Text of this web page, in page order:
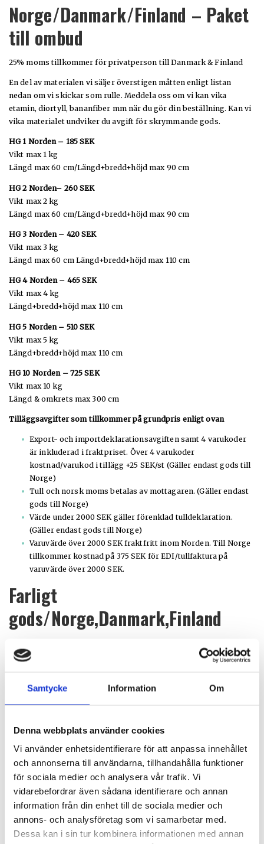
Samtycke Information Om
Denna webbplats använder cookies
Vi använder enhetsidentifierare för att anpassa innehållet
och annonserna till användarna, tillhandahålla funktioner
för sociala medier och analysera vår trafik. Vi
vidarebefordrar även sådana identifierare och annan
information från din enhet till de sociala medier och
annons- och analysföretag som vi samarbetar med.
Dessa kan i sin tur kombinera informationen med annan
Norge/Danmark/Finland – Paket
till ombud
25% moms tillkommer för privatperson till Danmark & Finland
En del av materialen vi säljer överstigen måtten enligt listan
nedan om vi skickar som rulle. Meddela oss om vi kan vika
etamin, diortyll, bananfiber mm när du gör din beställning. Kan vi
vika materialet undviker du avgift för skrymmande gods.
HG 1 Norden – 185 SEK
Vikt max 1 kg
Längd max 60 cm/Längd+bredd+höjd max 90 cm
HG 2 Norden– 260 SEK
Vikt max 2 kg
Längd max 60 cm/Längd+bredd+höjd max 90 cm
HG 3 Norden – 420 SEK
Vikt max 3 kg
Längd max 60 cm Längd+bredd+höjd max 110 cm
HG 4 Norden – 465 SEK
Vikt max 4 kg
Längd+bredd+höjd max 110 cm
HG 5 Norden – 510 SEK
Vikt max 5 kg
Längd+bredd+höjd max 110 cm
HG 10 Norden – 725 SEK
Vikt max 10 kg
Längd & omkrets max 300 cm
Tilläggsavgifter som tillkommer på grundpris enligt ovan
Export- och importdeklarationsavgiften samt 4 varukoder
är inkluderad i fraktpriset. Över 4 varukoder
kostnad/varukod i tillägg +25 SEK/st (Gäller endast gods till
Norge)
Tull och norsk moms betalas av mottagaren. (Gäller endast
gods till Norge)
Värde under 2000 SEK gäller förenklad tulldeklaration.
(Gäller endast gods till Norge)
Varuvärde över 2000 SEK fraktfritt inom Norden. Till Norge
tillkommer kostnad på 375 SEK för EDI/tullfaktura på
varuvärde över 2000 SEK.
Farligt
gods/Norge,Danmark,Finland
Max mängd är 5 liter/kolli.
tillkommer särskild avgift. Avgiften beräknas för varje enskild
transport då särskilda regler gäller beroende på destination,
slutdestination. Avgiften läggs på grundavgiften nedan.
Kom ihåg att vi kan skicka andra varor i samma speciallåda när du
beställer appretur, appreturlösning, oasis spray, fabsil mm.
Sambeställer du farligt gods tillsammans med andra varor blir
frakten billigare då du kan fördela kostnaden på flera varor.
HG DGR NORDEN LITEN/1-3 flaskor - 560 SEK
HG DGR NORDEN STOR/4-5 flaskor - 740 SEK